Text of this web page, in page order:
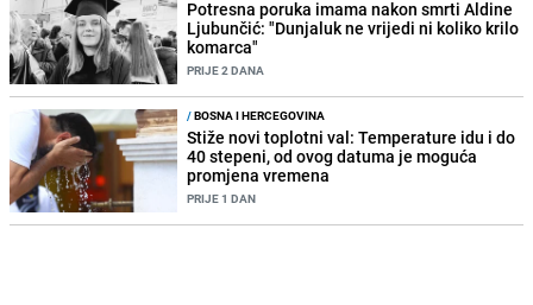
Potresna poruka imama nakon smrti Aldine
Ljubunčić: "Dunjaluk ne vrijedi ni koliko krilo
komarca"
PRIJE 2 DANA
/BOSNA I HERCEGOVINA
Stiže novi toplotni val: Temperature idu i do
40 stepeni, od ovog datuma je moguća
promjena vremena
PRIJE 1 DAN